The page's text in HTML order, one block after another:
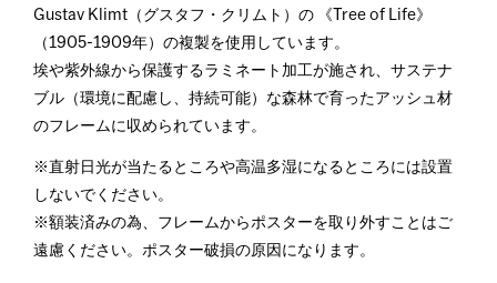
Gustav Klimt（グスタフ・クリムト）の 《Tree of Life》
（1905-1909年）の複製を使用しています。
埃や紫外線から保護するラミネート加工が施され、サステナ
ブル（環境に配慮し、持続可能）な森林で育ったアッシュ材
のフレームに収められています。
※直射日光が当たるところや高温多湿になるところには設置
しないでください。
※額装済みの為、フレームからポスターを取り外すことはご
遠慮ください。ポスター破損の原因になります。